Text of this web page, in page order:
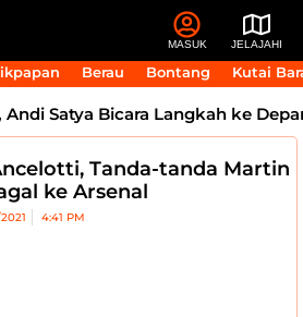
MASUK JELAJAHI
Berau Bontang Kutai
Satya Bicara Langkah ke Depan
Tanda-tanda Martin
ke Arsenal
4:41 PM